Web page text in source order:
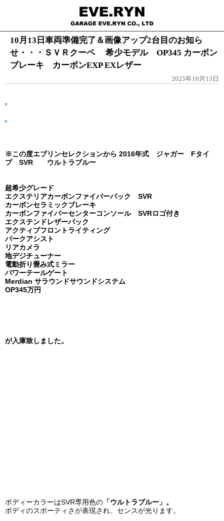
10月13日車両準備完了＆画像アップ2台目のお知ら
せ・・・ＳＶＲクーペ 希少モデル OP345 カーボン
ブレーキ カーボンEXP EXレザー
2025年10月13日
※この度エブリンセレクションから 2016年式 ジャガー Fタイ
プ SVR ウルトラブルー
超希少グレード
エクステリアカーボンファイバーパック SVR
カーボンセラミックブレーキ
カーボンファイバーセンターコンソール SVRロゴ付き
エクステンドレザーパック
アクティブフロントライティング
パークアシスト
リアカメラ
地デジチューナー
電動折り畳み式ミラー
パワーテールゲート
Merdian サラウンドサウンドシステム
OP345万円
が入庫致しました。
ボディーカラーはSVR専用色の 「ウルトラブルー」。
ボディのスポーティさが表現され、センスが光ります。